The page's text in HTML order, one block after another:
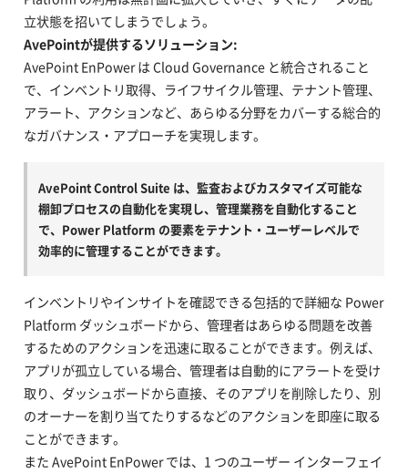
立状態を招いてしまうでしょう。
AvePointが提供するソリューション:
AvePoint EnPower は Cloud Governance と統合されること
で、インベントリ取得、ライフサイクル管理、テナント管理、
アラート、アクションなど、あらゆる分野をカバーする総合的
なガバナンス・アプローチを実現します。
AvePoint Control Suite は、監査およびカスタマイズ可能な
棚卸プロセスの自動化を実現し、管理業務を自動化すること
で、Power Platform の要素をテナント・ユーザーレベルで
効率的に管理することができます。
インベントリやインサイトを確認できる包括的で詳細な Power
Platform ダッシュボードから、管理者はあらゆる問題を改善
するためのアクションを迅速に取ることができます。例えば、
アプリが孤立している場合、管理者は自動的にアラートを受け
取り、ダッシュボードから直接、そのアプリを削除したり、別
のオーナーを割り当てたりするなどのアクションを即座に取る
ことができます。
また AvePoint EnPower では、1 つのユーザー インターフェイ